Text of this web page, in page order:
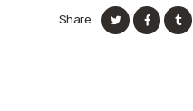
Share